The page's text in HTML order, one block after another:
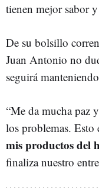
tienen mejor sabor
De su bolsillo
Juan Antonio no
seguirá
“Me da mucha paz
los problemas. Esto
mis productos del
finaliza nuestro